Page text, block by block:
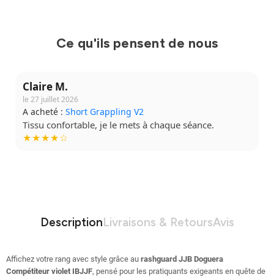
Ce qu'ils pensent de nous
Claire M.
le 27 juillet 2026
A acheté : Short Grappling V2
Tissu confortable, je le mets à chaque séance.
★★★★☆
DescriptionLivraisons & RetoursAvis
Affichez votre rang avec style grâce au rashguard JJB Doguera
Compétiteur violet IBJJF, pensé pour les pratiquants exigeants en quête de